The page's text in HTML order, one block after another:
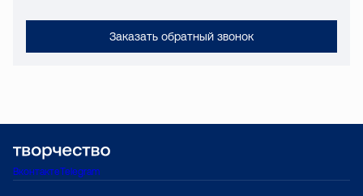
Заказать обратный звонок
ВконтактеTelegram